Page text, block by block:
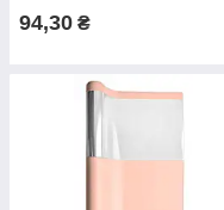
94,30 ₴